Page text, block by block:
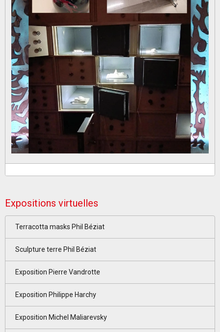
Expositions virtuelles
Terracotta masks Phil Béziat
Sculpture terre Phil Béziat
Exposition Pierre Vandrotte
Exposition Philippe Harchy
Exposition Michel Maliarevsky